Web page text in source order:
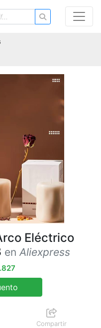
Eléctrico
enAliexpress
Compartir